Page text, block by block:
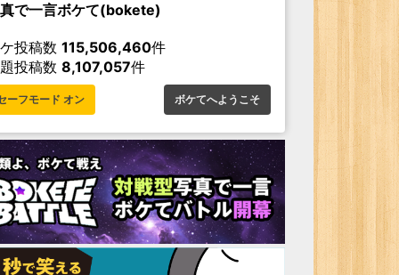
で一言ボケて(bokete)
投稿数 115,506,460件
投稿数 8,107,057件
ーフモード オン ボケてへようこそ